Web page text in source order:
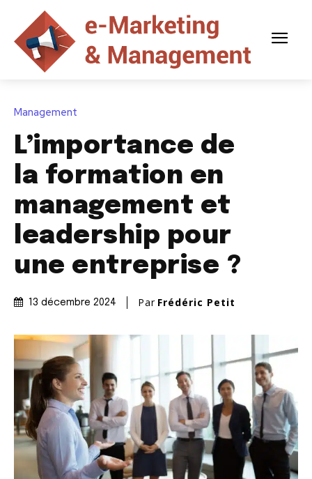
Management
L’importance de
la formation en
management et
leadership pour
une entreprise ?
13 décembre 2024 Par Frédéric Petit